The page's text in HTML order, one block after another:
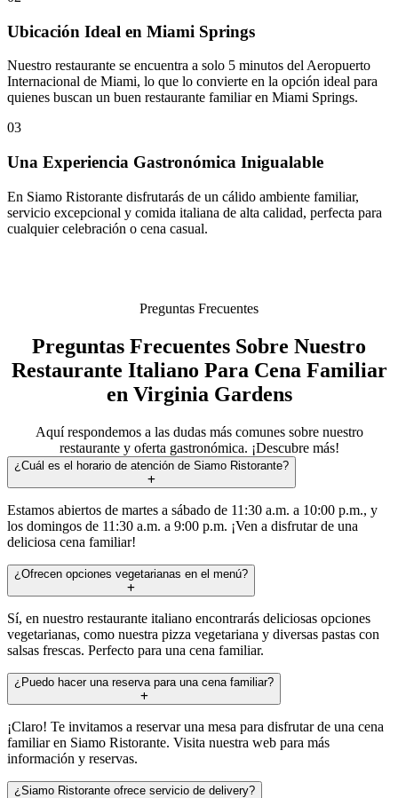
Ubicación Ideal en Miami Springs
Nuestro restaurante se encuentra a solo 5 minutos del Aeropuerto
Internacional de Miami, lo que lo convierte en la opción ideal para
quienes buscan un buen restaurante familiar en Miami Springs.
03
Una Experiencia Gastronómica Inigualable
En Siamo Ristorante disfrutarás de un cálido ambiente familiar,
servicio excepcional y comida italiana de alta calidad, perfecta para
cualquier celebración o cena casual.
Preguntas Frecuentes
Preguntas Frecuentes Sobre Nuestro
Restaurante Italiano Para Cena Familiar
en Virginia Gardens
Aquí respondemos a las dudas más comunes sobre nuestro
restaurante y oferta gastronómica. ¡Descubre más!
¿Cuál es el horario de atención de Siamo Ristorante?
Estamos abiertos de martes a sábado de 11:30 a.m. a 10:00 p.m., y
los domingos de 11:30 a.m. a 9:00 p.m. ¡Ven a disfrutar de una
deliciosa cena familiar!
¿Ofrecen opciones vegetarianas en el menú?
Sí, en nuestro restaurante italiano encontrarás deliciosas opciones
vegetarianas, como nuestra pizza vegetariana y diversas pastas con
salsas frescas. Perfecto para una cena familiar.
¿Puedo hacer una reserva para una cena familiar?
¡Claro! Te invitamos a reservar una mesa para disfrutar de una cena
familiar en Siamo Ristorante. Visita nuestra web para más
información y reservas.
¿Siamo Ristorante ofrece servicio de delivery?